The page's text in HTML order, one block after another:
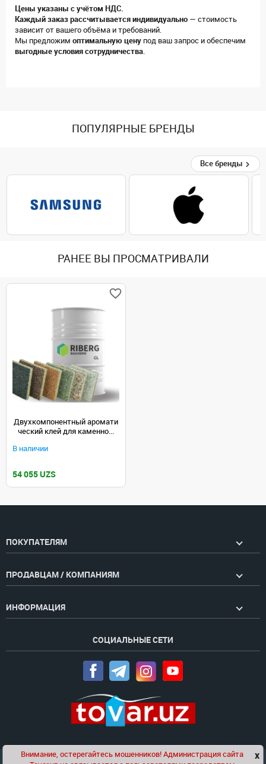
Цены указаны с учётом НДС.
Каждый заказ рассчитывается индивидуально — стоимость
зависит от вашего объёма и требований.
Мы предложим оптимальную цену под ваш запрос и обеспечим
выгодные условия сотрудничества.
ПОПУЛЯРНЫЕ БРЕНДЫ
Все бренды
РАНЕЕ ВЫ ПРОСМАТРИВАЛИ
Двухкомпонентный аромати
ческий клей для каменно...
В наличии
54 055 UZS
ПОКУПАТЕЛЯМ
ПРОДАВЦАМ / КОМПАНИЯМ
ИНФОРМАЦИЯ
СОЦИАЛЬНЫЕ СЕТИ
Чат x
Внимание, остерегайтесь мошенников! Администрация сайта